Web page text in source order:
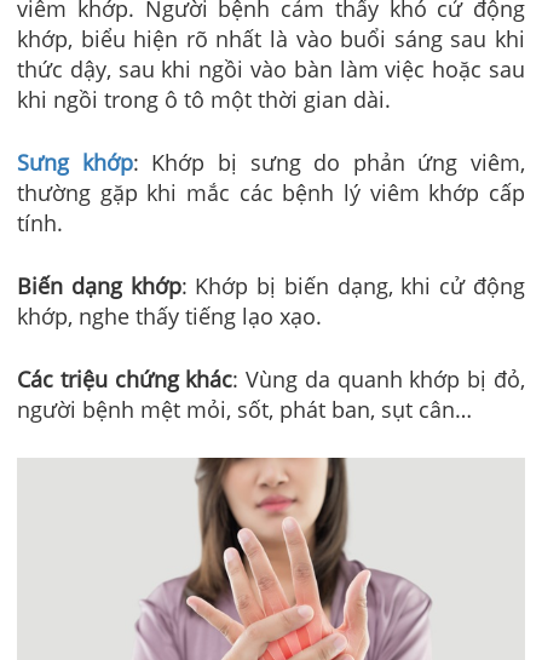
viêm khớp. Người bệnh cảm thấy khó cử động
khớp, biểu hiện rõ nhất là vào buổi sáng sau khi
thức dậy, sau khi ngồi vào bàn làm việc hoặc sau
khi ngồi trong ô tô một thời gian dài.
Sưng khớp: Khớp bị sưng do phản ứng viêm,
thường gặp khi mắc các bệnh lý viêm khớp cấp
tính.
Biến dạng khớp: Khớp bị biến dạng, khi cử động
khớp, nghe thấy tiếng lạo xạo.
Các triệu chứng khác: Vùng da quanh khớp bị đỏ,
người bệnh mệt mỏi, sốt, phát ban, sụt cân…